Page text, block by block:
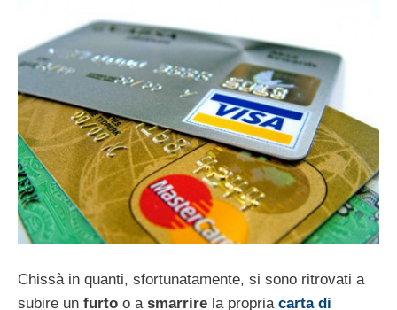
Chissà in quanti, sfortunatamente, si sono ritrovati a
subire un furto o a smarrire la propria carta di